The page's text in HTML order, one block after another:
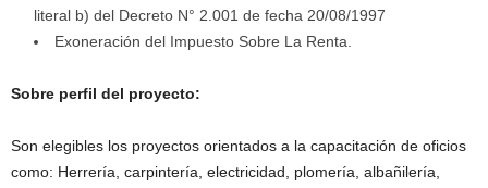
literal b) del Decreto N° 2.001 de fecha 20/08/1997
Exoneración del Impuesto Sobre La Renta.
Sobre perfil del proyecto:
Son elegibles los proyectos orientados a la capacitación de oficios
como: Herrería, carpintería, electricidad, plomería, albañilería,